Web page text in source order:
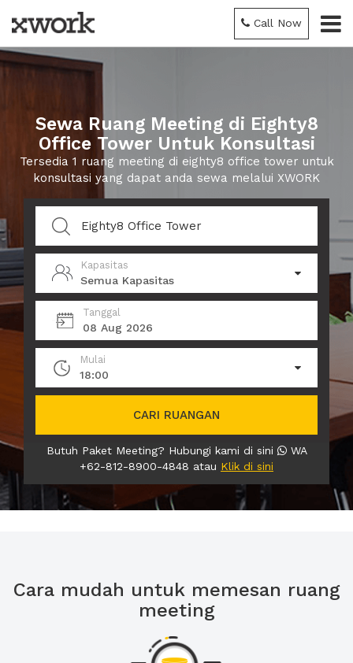
Call Now
Sewa Ruang Meeting di Eighty8
Office Tower Untuk Konsultasi
Tersedia 1 ruang meeting di eighty8 office tower untuk
konsultasi yang dapat anda sewa melalui XWORK
Kapasitas
Semua Kapasitas
Tanggal
08 Aug 2026
Mulai
18:00
CARI RUANGAN
Butuh Paket Meeting? Hubungi kami di sini
WA
+62-812-8900-4848 atau Klik di sini
Cara mudah untuk memesan ruang
meeting